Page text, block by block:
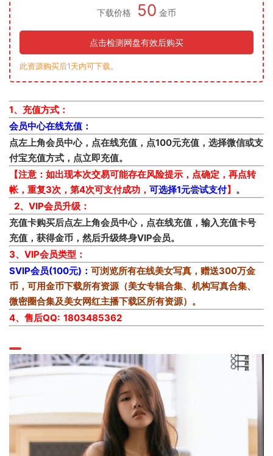
下载价格 50 金币
点击检测网盘有效后购买
此资源购买后1天内可下载。
1、充值方式：
会员中心在线充值：
点左上角会员中心，点在线充值，点100元充值，选择微信或支
付宝充值方式，点立即充值。
【注意：如出现本次交易可能存在风险提示，点确定，再点转
帐，重复3次，第4次可支付成功， 可选择1元尝试支付】 。
2、VIP会员升级：
充值卡购买后点左上角会员中心，点在线充值，输入充值卡号
充值，获得金币，然后升级终身VIP会员。
3、VIP会员类型：
SVIP会员(100元)： 可浏览所有在线美女写真，赠送300万金
币，可用金币下载所有资源（美女专辑合集、机构写真合集、
微密圈合集及美女网红主播下载区所有资源）。
4、售后QQ: 1803485362